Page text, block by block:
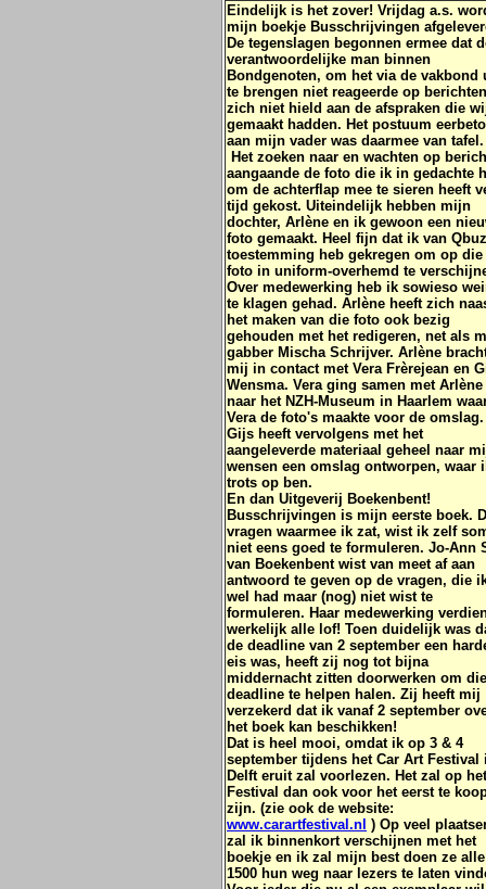
Eindelijk is het zover! Vrijdag a.s.
mijn boekje Busschrijvingen
De tegenslagen begonnen ermee dat
verantwoordelijke man binnen
Bondgenoten, om het via de vakbond
te brengen niet reageerde op
zich niet hield aan de afspraken die
gemaakt hadden. Het postuum
aan mijn vader was daarmee van tafel.
Het zoeken naar en wachten op
aangaande de foto die ik in gedachte
om de achterflap mee te sieren heeft
tijd gekost. Uiteindelijk hebben mijn
dochter, Arlène en ik gewoon een
foto gemaakt. Heel fijn dat ik van
toestemming heb gekregen om op die
foto in uniform-overhemd te
Over medewerking heb ik sowieso
te klagen gehad. Arlène heeft zich
het maken van die foto ook bezig
gehouden met het redigeren, net als
gabber Mischa Schrijver. Arlène
mij in contact met Vera Frèrejean en
Wensma. Vera ging samen met Arlène
naar het NZH-Museum in Haarlem
Vera de foto's maakte voor de omslag.
Gijs heeft vervolgens met het
aangeleverde materiaal geheel naar
wensen een omslag ontworpen, waar
trots op ben.
En dan Uitgeverij Boekenbent!
Busschrijvingen is mijn eerste boek.
vragen waarmee ik zat, wist ik zelf
niet eens goed te formuleren. Jo-Ann
van Boekenbent wist van meet af aan
antwoord te geven op de vragen, die
wel had maar (nog) niet wist te
formuleren. Haar medewerking
werkelijk alle lof! Toen duidelijk was
de deadline van 2 september een
eis was, heeft zij nog tot bijna
middernacht zitten doorwerken om die
deadline te helpen halen. Zij heeft mij
verzekerd dat ik vanaf 2 september
het boek kan beschikken!
Dat is heel mooi, omdat ik op 3 & 4
september tijdens het Car Art Festival
Delft eruit zal voorlezen. Het zal op het
Festival dan ook voor het eerst te
zijn. (zie ook de website:
www.carartfestival.nl ) Op veel
zal ik binnenkort verschijnen met het
boekje en ik zal mijn best doen ze alle
1500 hun weg naar lezers te laten